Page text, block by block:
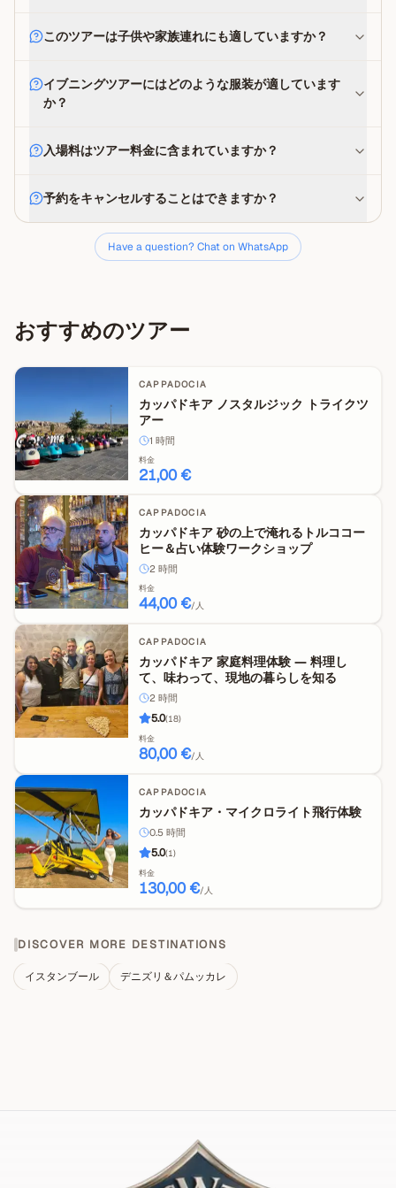
このツアーは子供や家族連れにも適していますか？
イブニングツアーにはどのような服装が適しています
か？
入場料はツアー料金に含まれていますか？
予約をキャンセルすることはできますか？
Have a question? Chat on WhatsApp
おすすめのツアー
CAPPADOCIA
カッパドキア ノスタルジック トライクツ
アー
1 時間
料金
21,00 €
CAPPADOCIA
カッパドキア 砂の上で淹れるトルココー
ヒー＆占い体験ワークショップ
2 時間
料金
44,00 €/人
CAPPADOCIA
カッパドキア 家庭料理体験 ― 料理し
て、味わって、現地の暮らしを知る
2 時間
5.0(18)
料金
80,00 €/人
CAPPADOCIA
カッパドキア・マイクロライト飛行体験
0.5 時間
5.0(1)
料金
130,00 €/人
DISCOVER MORE DESTINATIONS
イスタンブール デニズリ＆パムッカレ